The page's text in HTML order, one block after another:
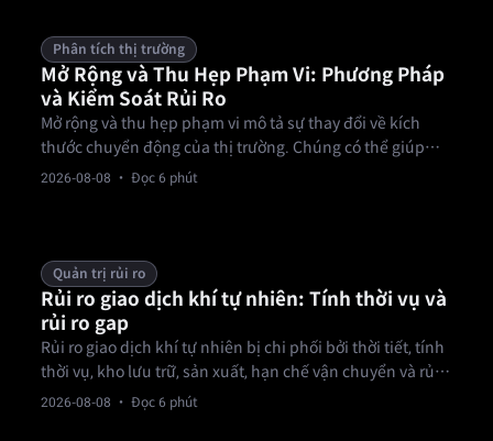
Phân tích thị trường
Mở Rộng và Thu Hẹp Phạm Vi: Phương Pháp
và Kiểm Soát Rủi Ro
Mở rộng và thu hẹp phạm vi mô tả sự thay đổi về kích
thước chuyển động của thị trường. Chúng có thể giúp
nhà giao dịch chuẩn bị kế hoạch rủi ro, nhưng không dự
2026-08-08 · Đọc 6 phút
Quản trị rủi ro
Rủi ro giao dịch khí tự nhiên: Tính thời vụ và
rủi ro gap
Rủi ro giao dịch khí tự nhiên bị chi phối bởi thời tiết, tính
thời vụ, kho lưu trữ, sản xuất, hạn chế vận chuyển và rủi
ro gap. Thị trường có thể biến động mạnh quanh các dự
2026-08-08 · Đọc 6 phút